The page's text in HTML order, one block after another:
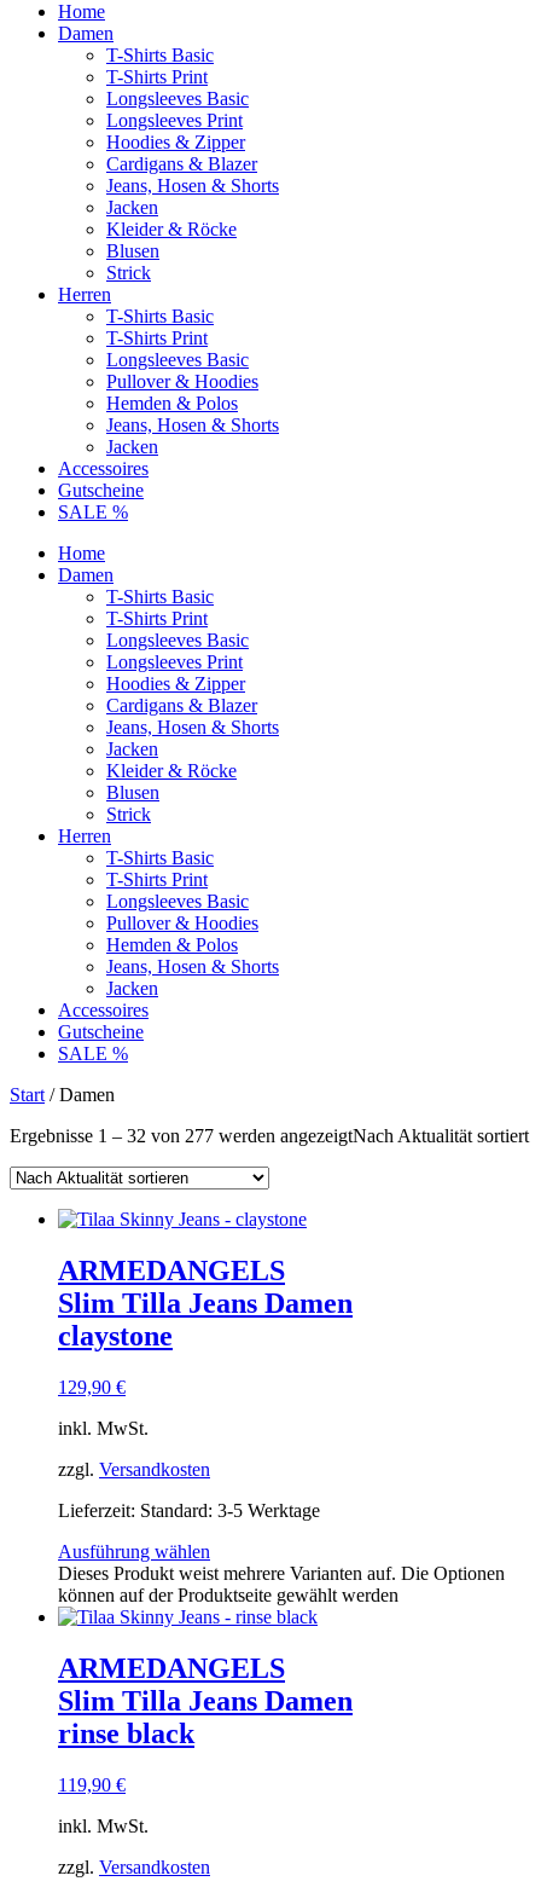
Home
Damen
T-Shirts Basic
T-Shirts Print
Longsleeves Basic
Longsleeves Print
Hoodies & Zipper
Cardigans & Blazer
Jeans, Hosen & Shorts
Jacken
Kleider & Röcke
Blusen
Strick
Herren
T-Shirts Basic
T-Shirts Print
Longsleeves Basic
Pullover & Hoodies
Hemden & Polos
Jeans, Hosen & Shorts
Jacken
Accessoires
Gutscheine
SALE %
Home
Damen
T-Shirts Basic
T-Shirts Print
Longsleeves Basic
Longsleeves Print
Hoodies & Zipper
Cardigans & Blazer
Jeans, Hosen & Shorts
Jacken
Kleider & Röcke
Blusen
Strick
Herren
T-Shirts Basic
T-Shirts Print
Longsleeves Basic
Pullover & Hoodies
Hemden & Polos
Jeans, Hosen & Shorts
Jacken
Accessoires
Gutscheine
SALE %
Start / Damen
Ergebnisse 1 – 32 von 277 werden angezeigtNach Aktualität sortiert
ARMEDANGELS
Slim Tilla Jeans Damen
claystone
129,90 €
inkl. MwSt.
zzgl. Versandkosten
Lieferzeit: Standard: 3-5 Werktage
Ausführung wählen
Dieses Produkt weist mehrere Varianten auf. Die Optionen
können auf der Produktseite gewählt werden
ARMEDANGELS
Slim Tilla Jeans Damen
rinse black
119,90 €
inkl. MwSt.
zzgl. Versandkosten